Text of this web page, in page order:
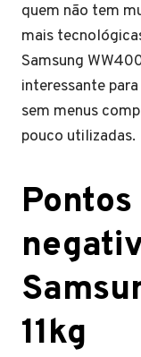
quem não tem
mais
Samsung
interessante
sem menus
pouco utilizadas.
11kg